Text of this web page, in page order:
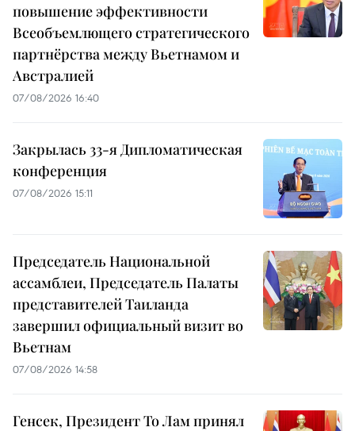
повышение эффективности
Всеобъемлющего стратегического
партнёрства между Вьетнамом и
Австралией
07/08/2026 16:40
Закрылась 33-я Дипломатическая
конференция
07/08/2026 15:11
Председатель Национальной
ассамблеи, Председатель Палаты
представителей Таиланда
завершил официальный визит во
Вьетнам
07/08/2026 14:58
Генсек, Президент То Лам принял